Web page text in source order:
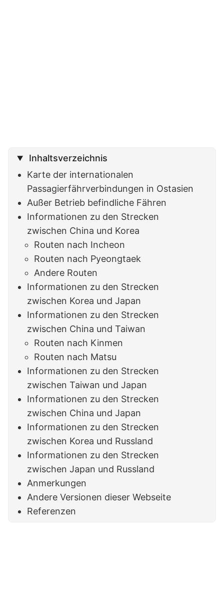
Inhaltsverzeichnis
Karte der internationalen
Passagierfährverbindungen in Ostasien
Außer Betrieb befindliche Fähren
Informationen zu den Strecken
zwischen China und Korea
Routen nach Incheon
Routen nach Pyeongtaek
Andere Routen
Informationen zu den Strecken
zwischen Korea und Japan
Informationen zu den Strecken
zwischen China und Taiwan
Routen nach Kinmen
Routen nach Matsu
Informationen zu den Strecken
zwischen Taiwan und Japan
Informationen zu den Strecken
zwischen China und Japan
Informationen zu den Strecken
zwischen Korea und Russland
Informationen zu den Strecken
zwischen Japan und Russland
Anmerkungen
Andere Versionen dieser Webseite
Referenzen